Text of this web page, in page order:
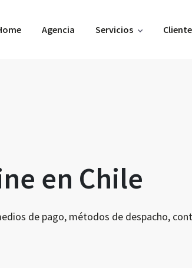
Agencia Servicios
en Chile
de pago, métodos de despacho,